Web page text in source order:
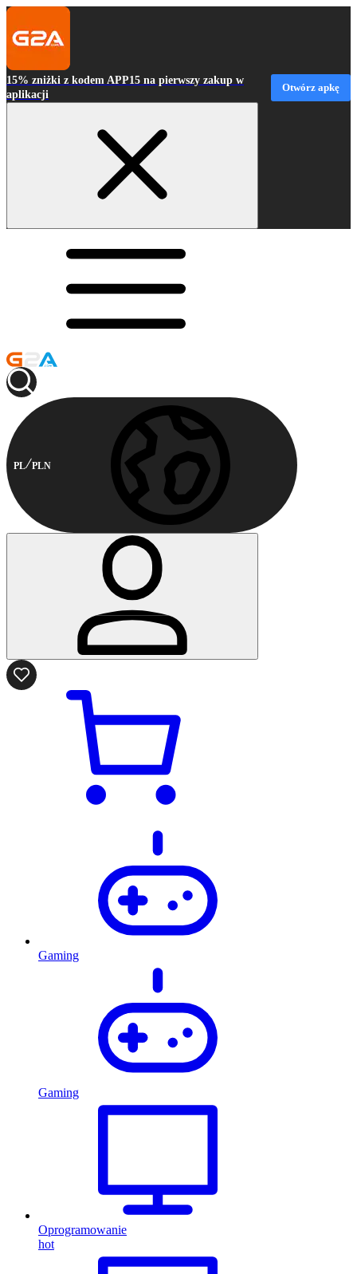
15% zniżki z kodem APP15 na pierwszy zakup w
aplikacji
Otwórz apkę
PL PLN
Gaming
Gaming
Oprogramowanie
hot